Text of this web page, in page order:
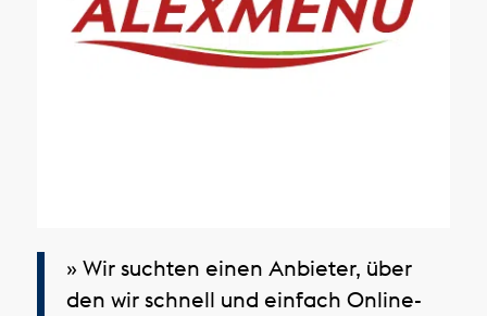
» Wir suchten einen Anbieter, über
den wir schnell und einfach Online-